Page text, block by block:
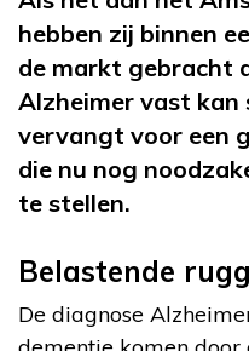
hebben zij binnen
de markt gebracht
Alzheimer vast kan
vervangt voor een
die nu nog
te stellen.
Belastende
De diagnose